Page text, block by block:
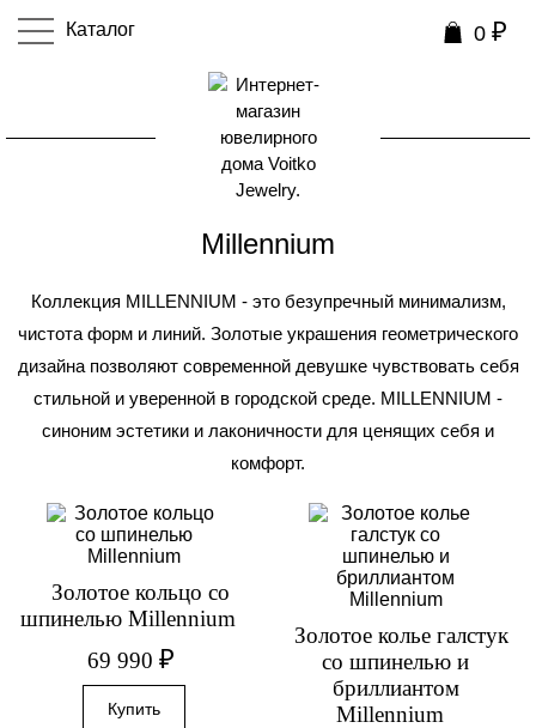
Каталог 0 ₽
Millennium
Коллекция MILLENNIUM - это безупречный минимализм,
чистота форм и линий. Золотые украшения геометрического
дизайна позволяют современной девушке чувствовать себя
стильной и уверенной в городской среде. MILLENNIUM -
синоним эстетики и лаконичности для ценящих себя и
комфорт.
Золотое кольцо со
шпинелью Millennium
69 990₽
Золотое колье галстук
со шпинелью и
бриллиантом
Millennium